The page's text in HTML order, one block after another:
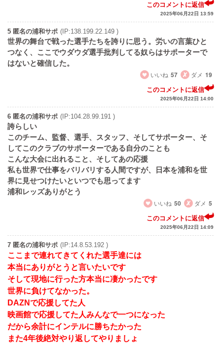
このコメントに返信
2025年06月22日 13:59
5 匿名の浦和サポ (IP:138.199.22.149 )
世界の舞台で戦った選手たちを誇りに思う。労いの言葉ひと
つなく、ここでウダウダ選手批判してる奴らはサポーターで
はないと確信した。
いいね 57 ダメ 19
このコメントに返信
2025年06月22日 14:00
6 匿名の浦和サポ (IP:104.28.99.191 )
誇らしい
このチーム、監督、選手、スタッフ、そしてサポーター、そ
してこのクラブのサポーターである自分のことも
こんな大会に出れること、そしてあの応援
私も世界で仕事をバリバリする人間ですが、日本を浦和を世
界に見せつけたいといつでも思ってます
浦和レッズありがとう
いいね 50 ダメ 5
このコメントに返信
2025年06月22日 14:09
7 匿名の浦和サポ (IP:14.8.53.192 )
ここまで連れてきてくれた選手達には
本当にありがとうと言いたいです
そして現地に行った方本当に凄かったです
世界に負けてなかった。
DAZNで応援してた人
映画館で応援してた人みんなで一つになった
だから余計にインテルに勝ちたかった
また4年後絶対やり返してやりましょ